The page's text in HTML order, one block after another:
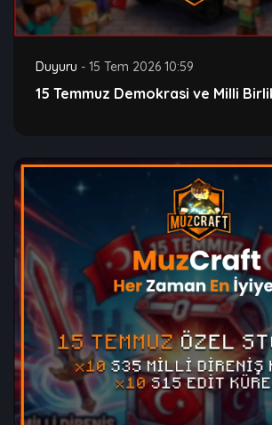
Duyuru - 15 Tem 2026 10:59
15 Temmuz Demokrasi ve Milli